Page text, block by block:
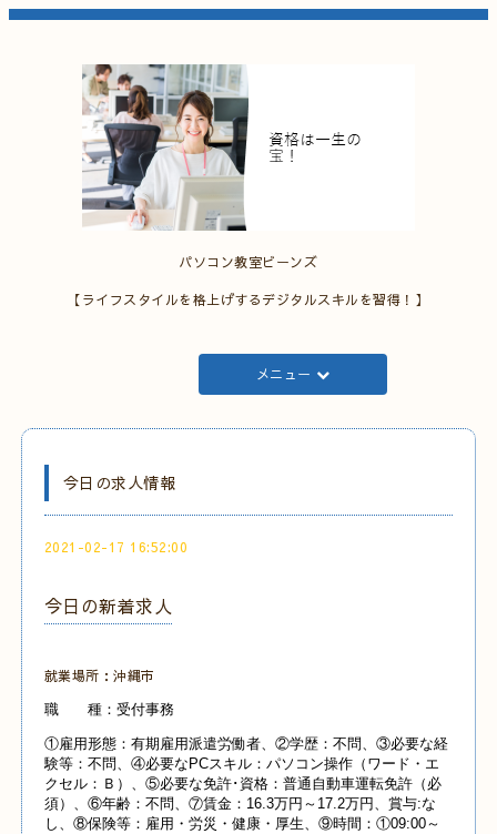
パソコン教室ビーンズ
【ライフスタイルを格上げするデジタルスキルを習得！】
メニュー
今日の求人情報
2021-02-17 16:52:00
今日の新着求人
就業場所：沖縄市
職 種：受付事務
①雇用形態：有期雇用派遣労働者、②学歴：不問、③必要な経
験等：不問、④必要なPCスキル：パソコン操作（ワード・エ
クセル：Ｂ）、⑤必要な免許･資格：普通自動車運転免許（必
須）、⑥年齢：不問、⑦賃金：16.3万円～17.2万円、賞与:な
し、⑧保険等：雇用・労災・健康・厚生、⑨時間：①09:00～